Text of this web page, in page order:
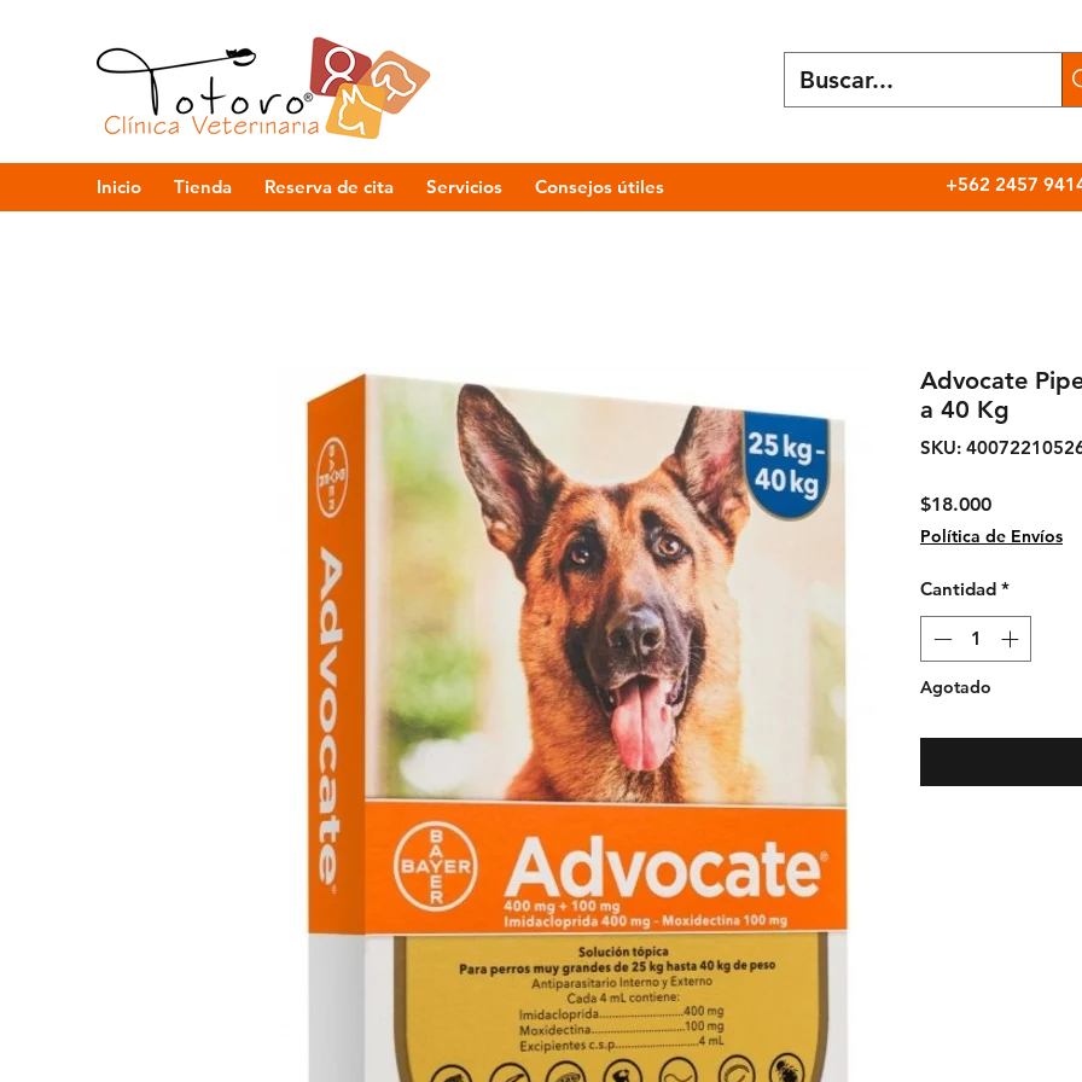
Inicio Tienda Reserva de cita Servicios Consejos útiles +562 2457
Advocate
a 40 Kg
SKU:
$18.000Precio
Política de Envíos
Cantidad *
Agotado